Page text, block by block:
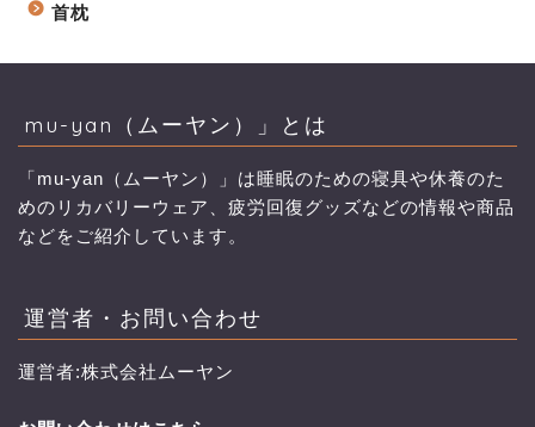
首枕
mu-yan（ムーヤン）」とは
「mu-yan（ムーヤン）」は睡眠のための寝具や休養のた
めのリカバリーウェア、疲労回復グッズなどの情報や商品
などをご紹介しています。
運営者・お問い合わせ
運営者:株式会社ムーヤン